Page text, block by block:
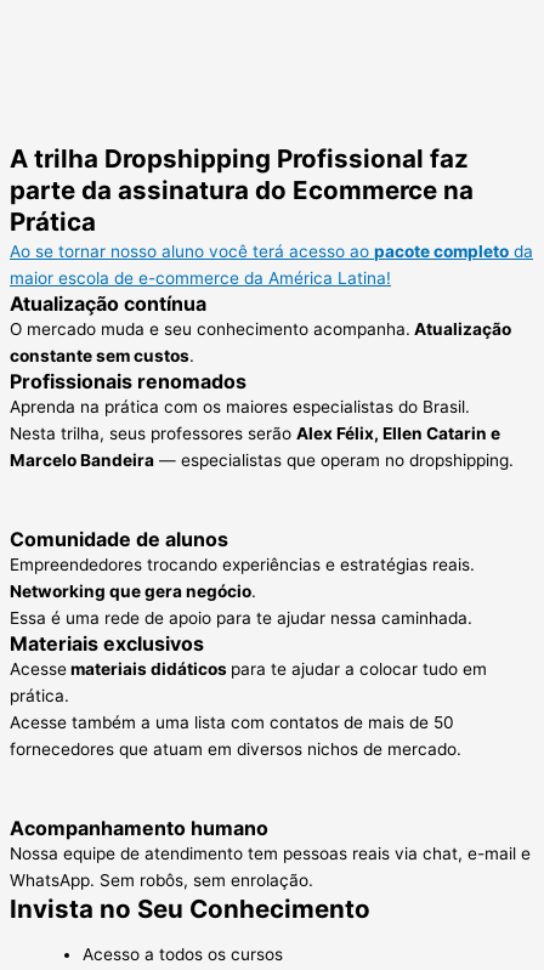
A trilha Dropshipping Profissional faz
parte da assinatura do Ecommerce na
Prática
Ao se tornar nosso aluno você terá acesso ao pacote completo da
maior escola de e-commerce da América Latina!
Atualização contínua
O mercado muda e seu conhecimento acompanha. Atualização
constante sem custos.
Profissionais renomados
Aprenda na prática com os maiores especialistas do Brasil.
Nesta trilha, seus professores serão Alex Félix, Ellen Catarin e
Marcelo Bandeira — especialistas que operam no dropshipping.
Comunidade de alunos
Empreendedores trocando experiências e estratégias reais.
Networking que gera negócio.
Essa é uma rede de apoio para te ajudar nessa caminhada.
Materiais exclusivos
Acessemateriais didáticos para te ajudar a colocar tudo em
prática.
Acesse também a uma lista com contatos de mais de 50
fornecedores que atuam em diversos nichos de mercado.
Acompanhamento humano
Nossa equipe de atendimento tem pessoas reais via chat, e-mail e
WhatsApp. Sem robôs, sem enrolação.
Invista no Seu Conhecimento
Acesso a todos os cursos